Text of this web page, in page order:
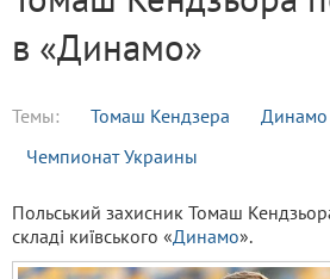
в «Динамо»
Темы: Томаш Кендзера Динамо
Чемпионат Украины
Польський захисник Томаш
складі київського «Динамо».